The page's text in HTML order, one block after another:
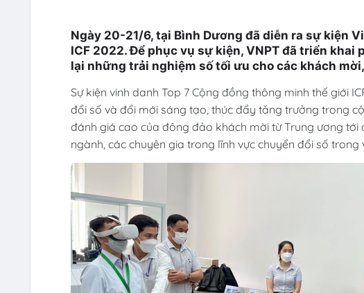
Ngày 20-21/6, tại Bình Dương đã diễn ra sự kiện
ICF 2022. Để phục vụ sự kiện, VNPT đã triển khai
lại những trải nghiệm số tối ưu cho các khách
Sự kiện vinh danh Top 7 Cộng đồng thông minh thế giới
đổi số và đổi mới sáng tạo, thúc đẩy tăng trưởng trong
đánh giá cao của đông đảo khách mời từ Trung ương tới
ngành, các chuyên gia trong lĩnh vực chuyển đổi số trong